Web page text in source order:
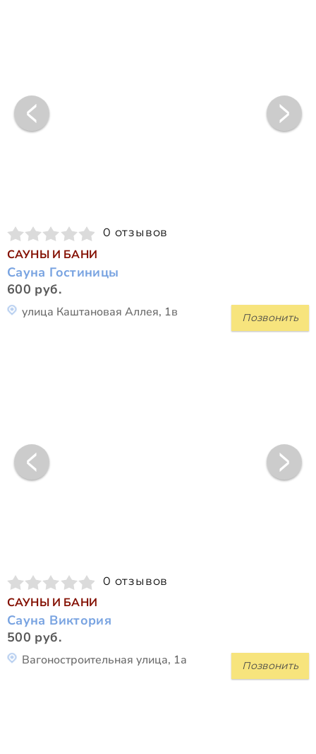
0 отзывов
САУНЫ И БАНИ
Сауна Гостиницы
600 руб.
Позвонить
улица Каштановая Аллея, 1в
0 отзывов
САУНЫ И БАНИ
Сауна Виктория
500 руб.
Позвонить
Вагоностроительная улица, 1а